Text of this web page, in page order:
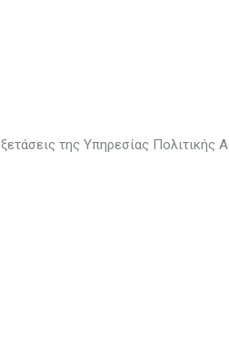
της Υπηρεσίας Πολιτικής